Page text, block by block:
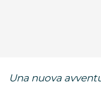
Una nuova